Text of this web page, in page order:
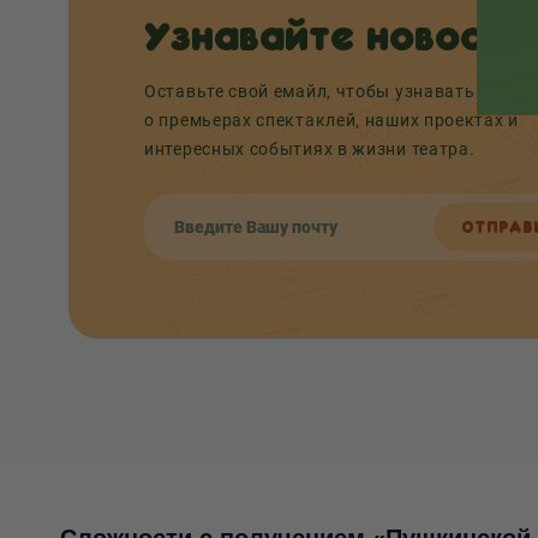
Узнавайте новости
Оставьте свой емайл, чтобы узнавать
о премьерах спектаклей, наших проектах и
интересных событиях в жизни театра.